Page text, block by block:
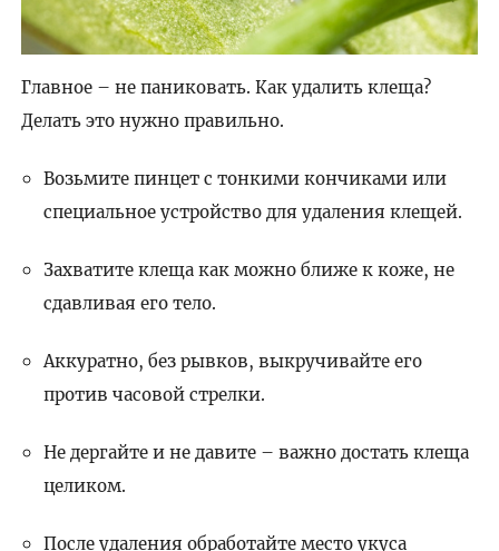
Главное – не паниковать. Как удалить клеща?
Делать это нужно правильно.
Возьмите пинцет с тонкими кончиками или
специальное устройство для удаления клещей.
Захватите клеща как можно ближе к коже, не
сдавливая его тело.
Аккуратно, без рывков, выкручивайте его
против часовой стрелки.
Не дергайте и не давите – важно достать клеща
целиком.
После удаления обработайте место укуса